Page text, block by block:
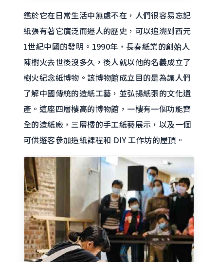
鑑於它在日常生活中無處不在，人們很容易忘記
紙張有著它廣泛而迷人的歷史，可以追溯到西元
1世紀中國的發明。1990年，長春紙業的創始人
陳樹火去世後沒多久，後人就以他的名義成立了
樹火紀念紙博物。該博物館成立目的是為讓人們
了解中國傳統的造紙工藝，並弘揚紙張的文化遺
產。這座四層樓高的博物館，一樓有一個功能齊
全的造紙廠，三層樓的手工紙藝展示，以及一個
可供遊客參加造紙課程和 DIY 工作坊的屋頂。